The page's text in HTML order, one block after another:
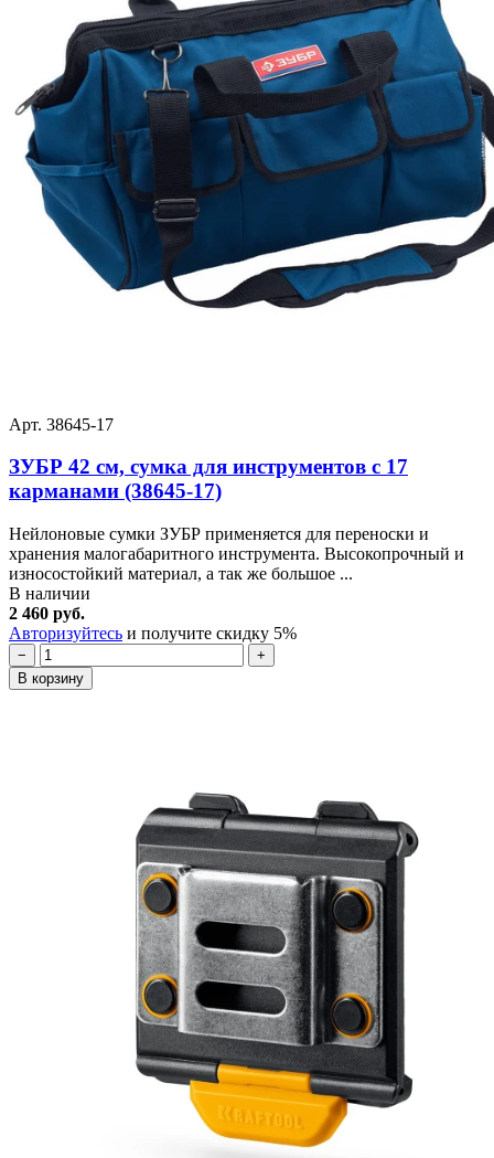
Арт. 38645-17
ЗУБР 42 см, сумка для инструментов с 17
карманами (38645-17)
Нейлоновые сумки ЗУБР применяется для переноски и
хранения малогабаритного инструмента. Высокопрочный и
износостойкий материал, а так же большое ...
В наличии
2 460 руб.
Авторизуйтесь и получите скидку 5%
−
+
В корзину